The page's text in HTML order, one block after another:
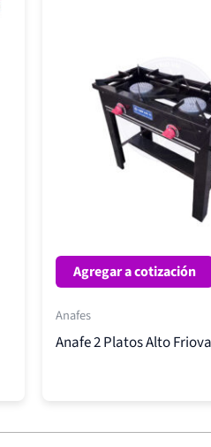
Agregar a cotización
Anafes
Anafe 2 Platos Alto